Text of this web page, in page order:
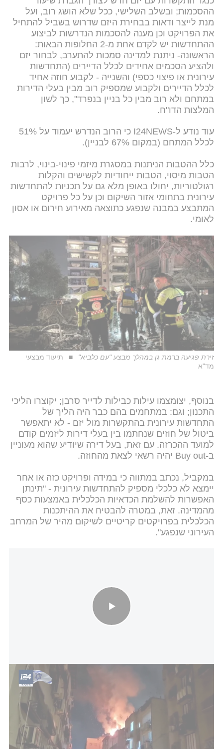
ההסכמות; ובשלב השלישי, ככל שלא הושג רוב, ועל
מנת לייצר ודאות בבחירת היזם שדרוש בשביל להתחיל
את הפרויקט וכן מענה להסכמות הנדרשות לביצוע
ההתחדשות יש לקדם אחת מ-2 החלופות הבאות:
הראשונה- ניתנת למדינה סמכות להתערב, לבחור יזם
ולהציע הסכמים אחידים לכלל הדיירים (התחדשות
עירונית או פיצוי כספי) והשנייה - לקבוע חוזה אחיד
לכלל הדיירים ולקבוע שמספיק רוב מבין בעלי הדירות
במתחם ולא רוב מבין כל בניין בנפרד", כך לשון
המלצות הדו"ח.
עוד נודע ל-I24NEWS כי הרוב הנדרש יעמוד על 51%
לכלל המתחם (במקום 67% לבניין).
כלל ההטבות הניתנות במסגרת מיזמי פינוי-בינוי, לרבות
הטבות מיסוי, הטבות ייחודיות לקשישים והקלות
רגולטוריות, יחולו באופן מלא גם על תכניות להתחדשות
עירונית בתחומי אזור השיקום וכן על כל פרויקט
המתבצע במבנה שנפגע כתוצאה מאירוע חירום או אסון
לאומי.
זירת פגיעה ברמת גן במהלך מבצע "עם כלביא"
תיעוד מבצעי
מד"א
בנוסף, יצומצמו עילות כבילות לדייר סרבן; יקוצרו הליכי
התכנון; וגם: במתחמים בהם כבר היה הליך של
התחדשות עירונית בהתקשרות מול יזם - לא יתאפשר
ביטול של חוזים שנחתמו בין בעלי דירות ליזמים קודם
למועד ההכרזה. עם זאת, בעל דירה שיודיע שהוא מעוניין
ב-Buy out יהיה רשאי לצאת מהחוזה.
במקביל, נכתב במתווה כי במידה ופרויקט כזה או אחר
יימצא לא כלכלי מספיק להתחדשות עירונית - "תינתן
האפשרות להשלמת הכדאיות הכלכלית באמצעות כסף
מהמדינה. זאת, במטרה להבטיח את ההיתכנות
הכלכלית בפרויקטים קריטיים לשיקום מהיר של המרחב
העירוני שנפגע".
מגולן ועד אילת: פגיעה בבית שאן ונפילה בשטחים פתוחים
כמו כן, כפי שנחשף מוקדם יותר היום ב-I24NEWS,
בפרויקטים אלה עשויים להיכלל
גם בניינים שלא
נפגעו בתקיפות האיראניותאך נמצאים בסמוך להם -
כל עוד יש הכרח תכנוני לכך. כלומר, כאלה שבלעדיהם
לא תתאפשר ההוצאה לפועל של פרויקטיי ההתחדשות.